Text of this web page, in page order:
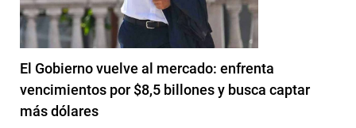
El Gobierno vuelve al mercado: enfrenta
vencimientos por $8,5 billones y busca captar
más dólares